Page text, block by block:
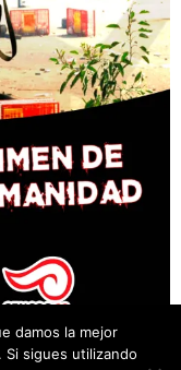
damos la mejor
sigues utilizando